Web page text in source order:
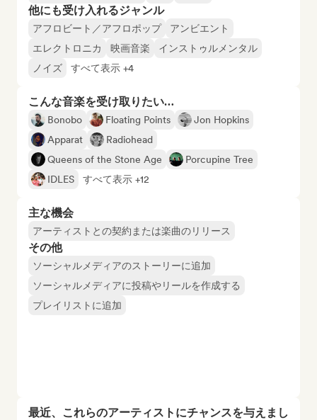
他にも受け入れるジャンル
アフロビート／アフロポップ
アンビエント
エレクトロニカ
映画音楽
インストゥルメンタル
ノイズ
すべて表示 +4
こんな音楽を受け取りたい…
Bonobo Floating Points
Jon Hopkins
Apparat
Radiohead
Queens of the Stone Age
Porcupine Tree
IDLES
すべて表示 +12
主な機会
アーティストとの契約または楽曲のリリース
その他
ソーシャルメディアのストーリーに追加
ソーシャルメディアに投稿やリールを作成する
プレイリストに追加
最近、これらのアーティストにチャンスを与えまし